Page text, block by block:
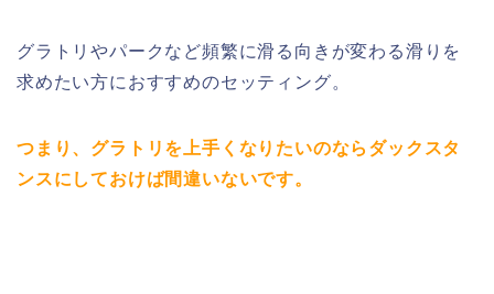
グラトリやパークなど頻繁に滑る向きが変わる滑りを
求めたい方におすすめのセッティング。
つまり、グラトリを上手くなりたいのならダックスタ
ンスにしておけば間違いないです。